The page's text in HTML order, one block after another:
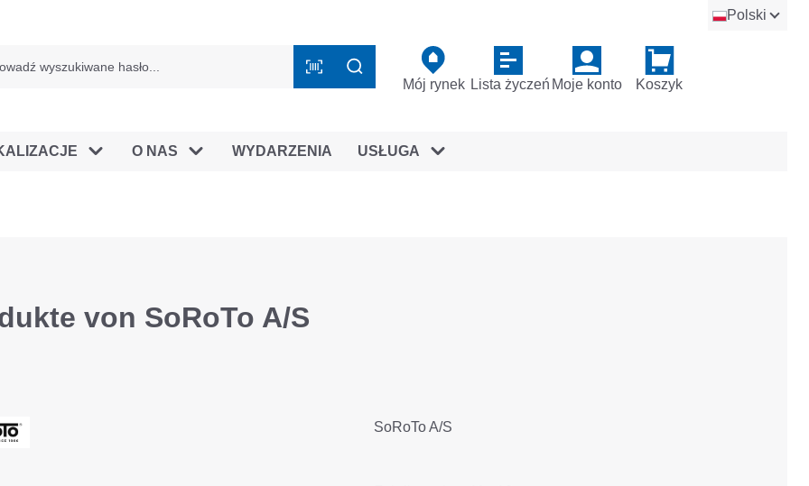
Polski
Mój rynek Lista życzeń Moje konto Koszyk
O NAS WYDARZENIA USŁUGA
von SoRoTo A/S
SoRoTo A/S